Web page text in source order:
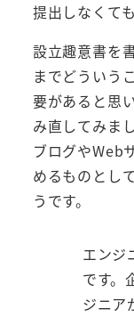
提出しなくて
設立趣意書を
までどういう
要があると思
み直してみまし
ブログやWeb
めるものとし
うです。
エンジ
です。
ジニア